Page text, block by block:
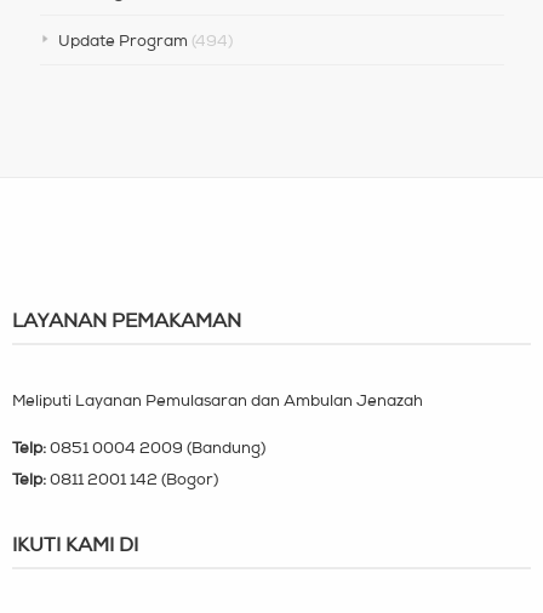
Update Program (494)
LAYANAN PEMAKAMAN
Meliputi Layanan Pemulasaran dan Ambulan Jenazah
Telp: 0851 0004 2009 (Bandung)
Telp: 0811 2001 142 (Bogor)
IKUTI KAMI DI